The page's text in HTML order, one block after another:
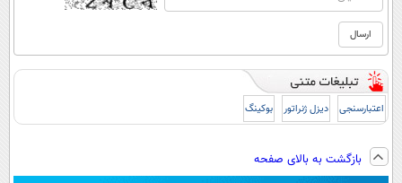
اعتبارسنجی دیزل ژنراتور بوکینگ
بازگشت به بالای صفحه